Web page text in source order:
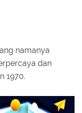
namanya
dan
1970.